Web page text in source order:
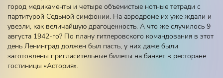
город медикаменты и четыре объемистые нотные тетради с
партитурой Седьмой симфонии. На аэродроме их уже ждали и
увезли, как величайшую драгоценность. А что же случилось 9
августа 1942-го? По плану гитлеровского командования в этот
день Ленинград должен был пасть, у них даже были
заготовлены пригласительные билеты на банкет в ресторане
гостиницы «Астория».